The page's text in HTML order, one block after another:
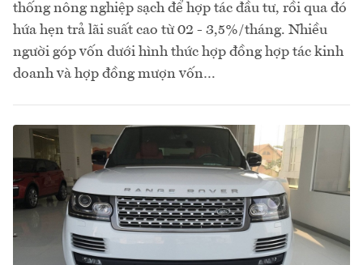
thống nông nghiệp sạch để hợp tác đầu tư, rồi qua đó
hứa hẹn trả lãi suất cao từ 02 - 3,5%/tháng. Nhiều
người góp vốn dưới hình thức hợp đồng hợp tác kinh
doanh và hợp đồng mượn vốn…